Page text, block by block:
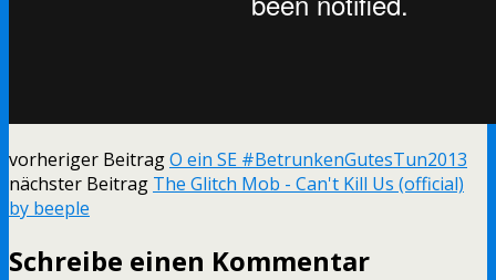
vorheriger BeitragO ein SE #BetrunkenGutesTun2013
nächster Beitrag The Glitch Mob - Can't Kill Us (official)
by beeple
Schreibe einen Kommentar